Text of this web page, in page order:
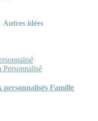
Autres idées
Personnalisé
personnalisés Famille